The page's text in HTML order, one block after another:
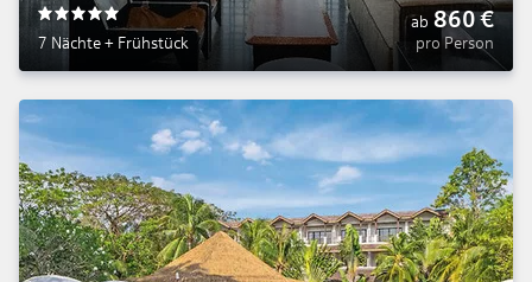
5
7 Nächte + Frühstück
ab 860€
pro Person